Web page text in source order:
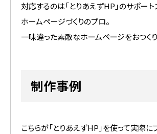
対応するのは「とりあえずHP」のサポート
ホームページづくりのプロ。
一味違った素敵なホームページをおつくり
制作事例
こちらが「とりあえずHP」を使って実際